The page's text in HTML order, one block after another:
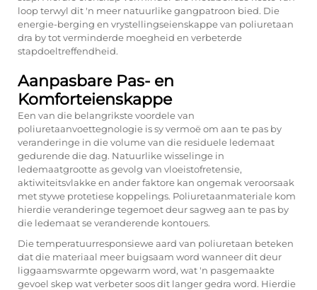
loop terwyl dit 'n meer natuurlike gangpatroon bied. Die
energie-berging en vrystellingseienskappe van poliuretaan
dra by tot verminderde moegheid en verbeterde
stapdoeltreffendheid.
Aanpasbare Pas- en
Komforteienskappe
Een van die belangrikste voordele van
poliuretaanvoettegnologie is sy vermoë om aan te pas by
veranderinge in die volume van die residuele ledemaat
gedurende die dag. Natuurlike wisselinge in
ledemaatgrootte as gevolg van vloeistofretensie,
aktiwiteitsvlakke en ander faktore kan ongemak veroorsaak
met stywe protetiese koppelings. Poliuretaanmateriale kom
hierdie veranderinge tegemoet deur sagweg aan te pas by
die ledemaat se veranderende kontouers.
Die temperatuurresponsiewe aard van poliuretaan beteken
dat die materiaal meer buigsaam word wanneer dit deur
liggaamswarmte opgewarm word, wat 'n pasgemaakte
gevoel skep wat verbeter soos dit langer gedra word. Hierdie